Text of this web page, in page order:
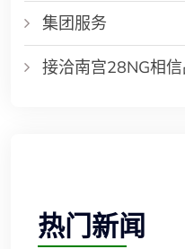
集团服务
接洽南宫28NG相
热门新闻